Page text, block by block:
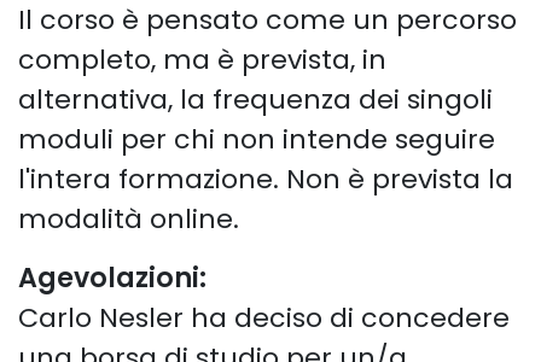
Il corso è pensato come un percorso
completo, ma è prevista, in
alternativa, la frequenza dei singoli
moduli per chi non intende seguire
l'intera formazione. Non è prevista la
modalità online.
Agevolazioni:
Carlo Nesler ha deciso di concedere